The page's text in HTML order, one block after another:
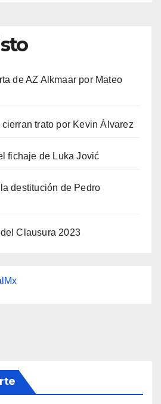
de AZ Alkmaar por Mateo
trato por Kevin Álvarez
fichaje de Luka Jović
destitución de Pedro
Clausura 2023